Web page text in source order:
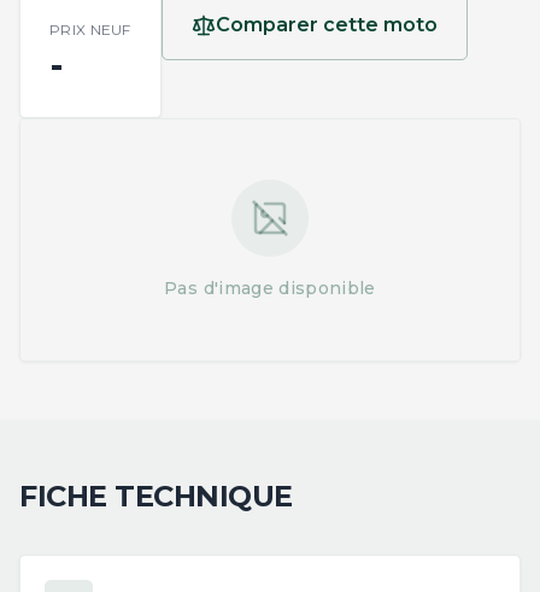
PRIX NEUF
-
Comparer cette moto
Pas d'image disponible
FICHE TECHNIQUE